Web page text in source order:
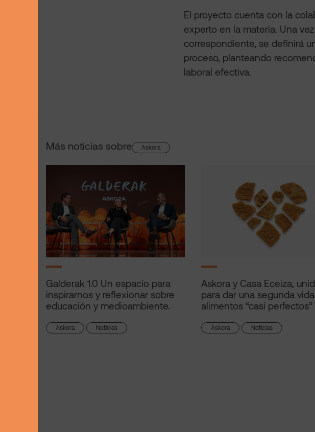
El proyecto cuenta con la
experto en la materia. Una
correspondiente, se definirá
proceso, planteando
laboral efectiva.
Más noticias sobre Askora
Galderak 1.0 Un espacio para
inspirarnos y reflexionar sobre
educación y medioambiente.
Askora Noticias
Askora y Casa Eceiza,
para dar una segunda
alimentos “casi perfectos”
Askora Noticias